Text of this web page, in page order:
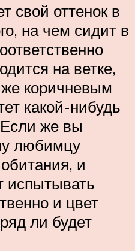
свой оттенок в
на чем сидит в
на ветке,
коричневым
какой-нибудь
Если же вы
любимцу
и
испытывать
и цвет
ли будет